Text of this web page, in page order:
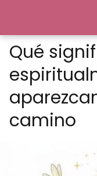
Qué
camino